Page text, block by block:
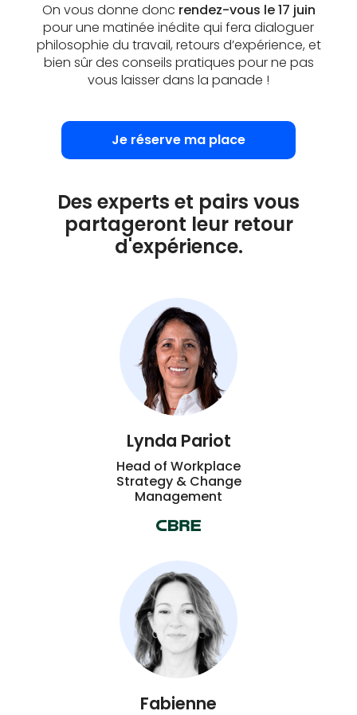
On vous donne donc rendez-vous le 17 juin
pour une matinée inédite qui fera dialoguer
philosophie du travail, retours d’expérience, et
bien sûr des conseils pratiques pour ne pas
vous laisser dans la panade !
Je réserve ma place
Des experts et pairs vous
partageront leur retour
d'expérience.
Lynda Pariot
Head of Workplace
Strategy & Change
Management
Fabienne